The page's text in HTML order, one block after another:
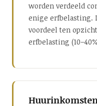
worden verdeeld
enige erfbelasting.
voordeel ten
erfbelasting